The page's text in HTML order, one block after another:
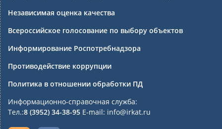
Независимая оценка качества
Всероссийское голосование по выбору объектов
Информирование Роспотребнадзора
Противодействие коррупции
Политика в отношении обработки ПД
Информационно-справочная служба:
Тел.:8 (3952) 34-38-95 E-mail: info@irkat.ru